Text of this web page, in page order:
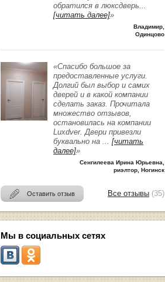
обратился в люксдверь...
[читать далее]»
Владимир,
Одинцово
«Спасибо большое за
предоставленные услуги.
Долгий был выбор и самих
дверей и в какой компании
сделать заказ. Прочитала
множество отзывов,
остановилась на компании
Luxdver. Двери привезли
буквально на ... [читать
далее]»
Сенгилеева Ирина Юрьевна,
риэлтор, Ногинск
Оставить отзыв Все отзывы (35)
Мы в социальных сетях